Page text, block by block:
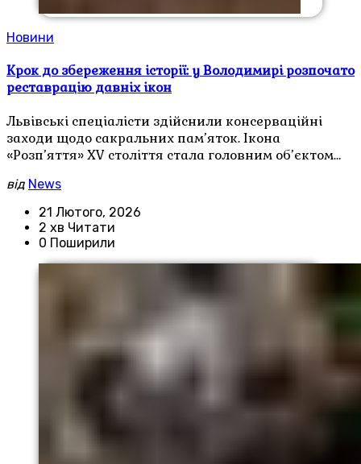
Новини
Крок до збереження історії: у Володимирі розпочато
реставрацію давніх ікон
Львівські спеціалісти здійснили консерваційні
заходи щодо сакральних пам’яток. Ікона
«Розп’яття» XV століття стала головним об’єктом…
від News
21 Лютого, 2026
2 хв Читати
0 Поширили